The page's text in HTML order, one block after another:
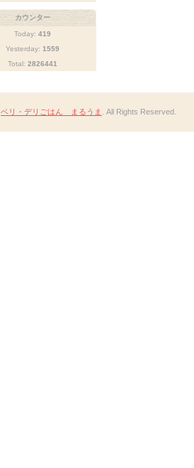
カウンター
Today: 419
Yesterday: 1559
Total: 2826441
ベリ・デリごはん まるうま . All Rights Reserved.